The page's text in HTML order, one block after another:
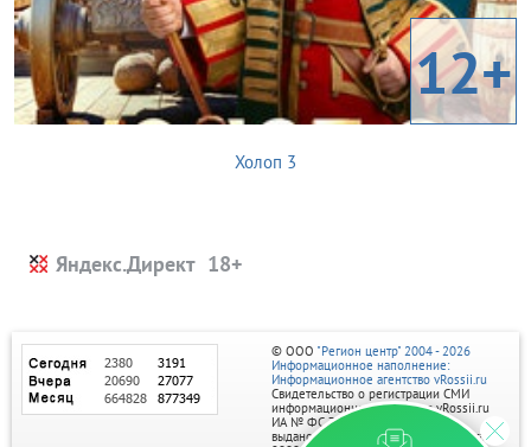
12+
Холоп 3
Яндекс.Директ
© ООО "Регион центр" 2004 - 2026
Информационное наполнение:
Информационное агентство vRossii.ru
Свидетельство о регистрации СМИ
информационного агентства vRossii.ru
ИА № ФС 77‑35502
выдано РОСКОМНАДЗОРом 04 марта